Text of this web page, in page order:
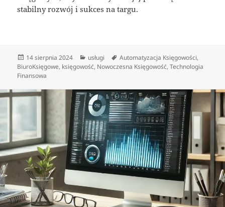
stabilny rozwój i sukces na targu.
Data
publikacji
14 sierpnia 2024 Kategorie
usługi Tagi
Automatyzacja Księgowości,
BiuroKsięgowe, księgowość, Nowoczesna Księgowość,Technologia
Finansowa